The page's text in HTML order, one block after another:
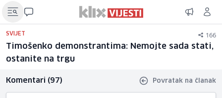
SVIJET 166
Timošenko demonstrantima: Nemojte sada stati,
ostanite na trgu
Komentari (97) Povratak na članak